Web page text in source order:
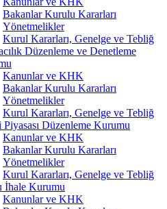
Bakanlar Kurulu Kararları
Yönetmelikler
Kurul Kararları, Genelge ve Tebliğ
Düzenleme ve Denetleme
Kanunlar ve KHK
Bakanlar Kurulu Kararları
Yönetmelikler
Kurul Kararları, Genelge ve Tebliğ
Piyasası Düzenleme Kurumu
Kanunlar ve KHK
Bakanlar Kurulu Kararları
Yönetmelikler
Kurul Kararları, Genelge ve Tebliğ
İhale Kurumu
Kanunlar ve KHK